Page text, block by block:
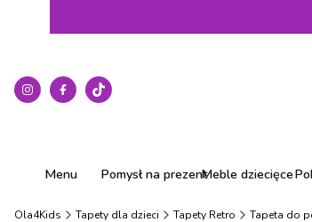
Menu Pomysł na prezentMeble dziecięce
Ola4Kids Tapety dla dzieci Tapety Retro Tapeta do